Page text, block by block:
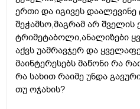
ერთი და იგივეს
შეჭამსო,მაგრამ არ შველის
ტრიმეტაბოლი,ანალიზები
აქვს უამრავჯერ და
მაინტერესებს მაწონი რა
რა სახით რაიმე უნდა
თუ ოჯახის?